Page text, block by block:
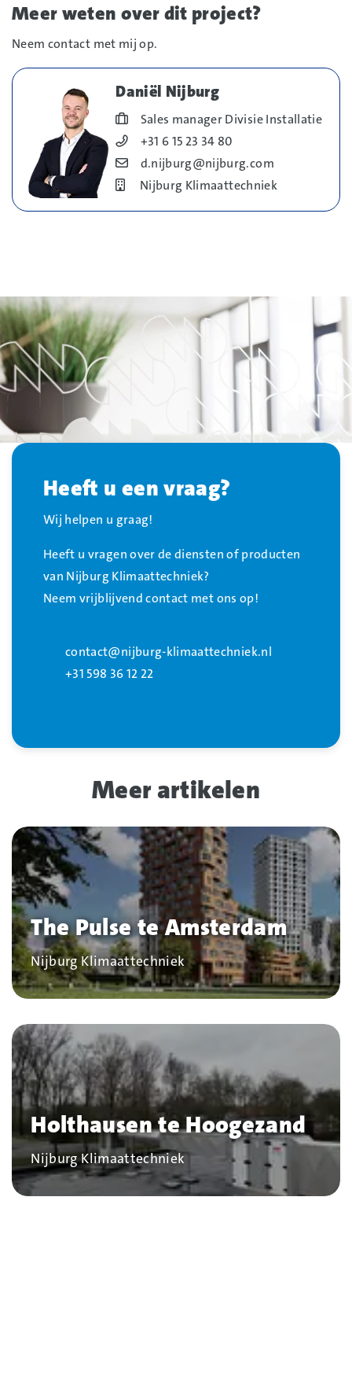
Meer weten over dit project?
Neem contact met mij op.
Daniël Nijburg
Blog_field_Functie
Sales manager Divisie Installatie
Blog_field_Telefoonnummer
+31 6 15 23 34 80
Blog_field_E-mail
d.nijburg@nijburg.com
Bedrijf
Nijburg Klimaattechniek
Heeft u een vraag?
Wij helpen u graag!
Heeft u vragen over de diensten of producten
van Nijburg Klimaattechniek?
Neem vrijblijvend contact met ons op!
contact@nijburg-klimaattechniek.nl
+31 598 36 12 22
Meer artikelen
The Pulse te Amsterdam
Bedrijf
Nijburg Klimaattechniek
Holthausen te Hoogezand
Bedrijf
Nijburg Klimaattechniek